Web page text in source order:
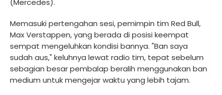
Memasuki pertengahan sesi, pemimpin tim Red Bull,
Max Verstappen, yang berada di posisi keempat
sempat mengeluhkan kondisi bannya. "Ban saya
sudah aus," keluhnya lewat radio tim, tepat sebelum
sebagian besar pembalap beralih menggunakan ban
medium untuk mengejar waktu yang lebih tajam.